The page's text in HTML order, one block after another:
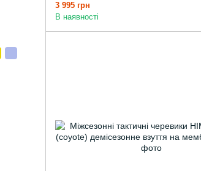
3 995 грн
В наявності